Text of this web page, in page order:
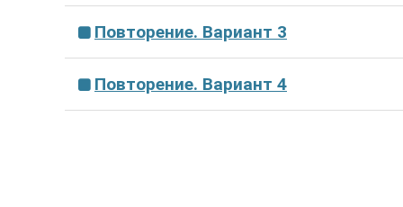
Повторение. Вариант 3
Повторение. Вариант 4